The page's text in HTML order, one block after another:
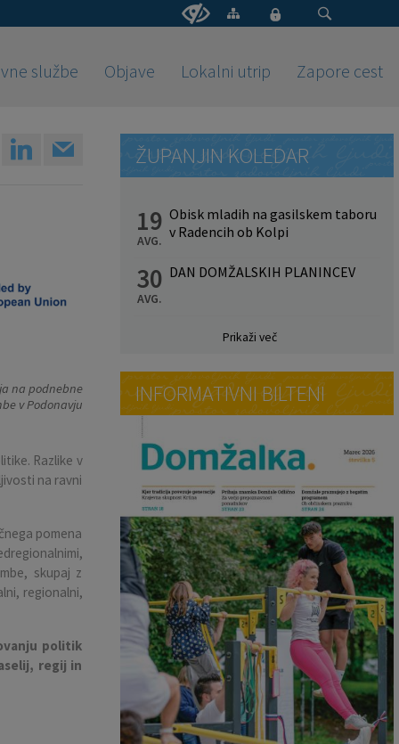
službe Objave Lokalni utrip Zapore cest
na podnebne
v Podonavju
Razlike v
na ravni
pomena
skupaj z
regionalni,
politik
regij in
ŽUPANJIN KOLEDAR
19
AVG.
Obisk mladih na gasilskem taboru
v Radencih ob Kolpi
30
AVG.
DAN DOMŽALSKIH PLANINCEV
Prikaži več
INFORMATIVNI BILTENI